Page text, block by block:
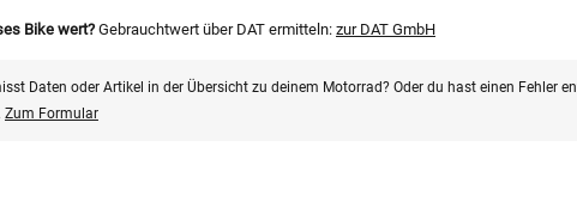
Bike wert? Gebrauchtwert über DAT ermitteln: zur DAT GmbH
Daten oder Artikel in der Übersicht zu deinem Motorrad? Oder du hast einen Fehler
Zum Formular